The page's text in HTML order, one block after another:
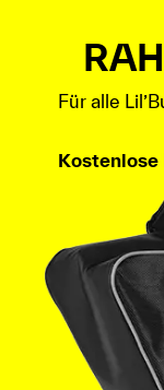
Für alle
Kostenlose